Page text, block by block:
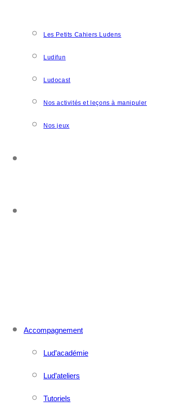
Les Petits Cahiers Ludens
Ludifun
Ludocast
Nos activités et leçons à manipuler
Nos jeux
Accompagnement
Lud’académie
Lud’ateliers
Tutoriels